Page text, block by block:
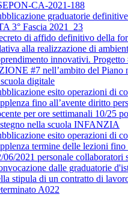
CA-2021-188
graduatorie
3° Fascia 2021_23
di affido definitivo della
alla realizzazione di
innovativi.
#7 nell’ambito del Piano
digitale
esito operazioni di
fino all’avente diritto
per ore settimanali 10/25
nella scuola INFANZIA
esito operazioni di
termine delle lezioni fino
06/2021 personale collaboratori
dalle graduatorie
stipula di un contratto di
A022